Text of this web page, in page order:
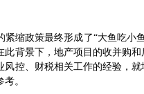
缩政策最终形成了“大鱼吃小
此背景下，地产项目的收并购
风控、财税相关工作的经验，
。